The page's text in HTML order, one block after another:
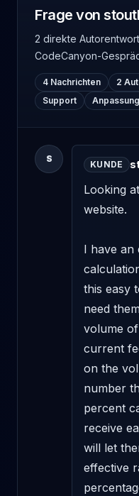
Frage von
2 direkte
CodeCanyon-
4 Nachrichten 2
Support
Anpassung
S
KUNDE
Looking
website.
I have an
this easy
need
volume
current
on the
number
percent
receive
will let
effective